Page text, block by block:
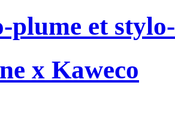
plume et
x Kaweco